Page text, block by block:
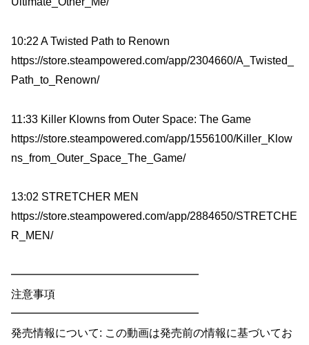
10:22 A Twisted Path to Renown
https://store.steampowered.com/app/2304660/A_Twisted_
Path_to_Renown/
11:33 Killer Klowns from Outer Space: The Game
https://store.steampowered.com/app/1556100/Killer_Klow
ns_from_Outer_Space_The_Game/
13:02 STRETCHER MEN
https://store.steampowered.com/app/2884650/STRETCHE
R_MEN/
━━━━━━━━━━━━━━━━━
注意事項
━━━━━━━━━━━━━━━━━
発売情報について: この動画は発売前の情報に基づいてお